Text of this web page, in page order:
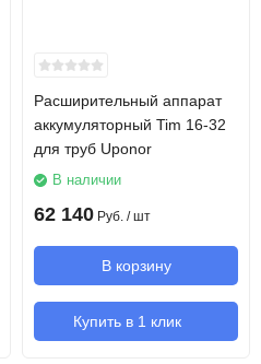
Расширительный аппарат
аккумуляторный Tim 16-32
для труб Uponor
В наличии
62 140 Руб. / шт
В корзину
Купить в 1 клик